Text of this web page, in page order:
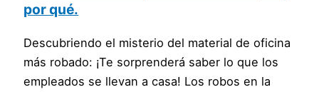
por qué.
Descubriendo el misterio del material de oficina
más robado: ¡Te sorprenderá saber lo que los
empleados se llevan a casa! Los robos en la